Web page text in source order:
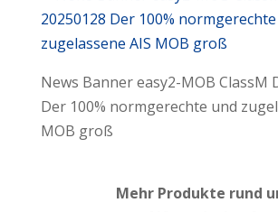
News Banner easy2-MOB ClassM
Der 100% normgerechte und
MOB groß
Mehr Produkte rund